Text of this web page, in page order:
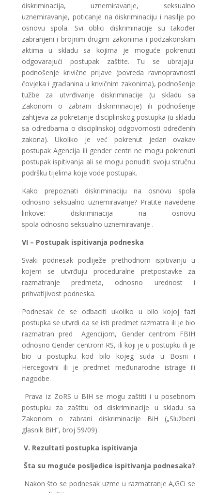
diskriminacija, uznemiravanje, seksualno
uznemiravanje, poticanje na diskriminaciju i nasilje po
osnovu spola. Svi oblici diskriminacije su također
zabranjeni i brojnim drugim zakonima i podzakonskim
aktima u skladu sa kojima je moguće pokrenuti
odgovarajući postupak zaštite. Tu se ubrajaju
podnošenje krivične prijave (povreda ravnopravnosti
čovjeka i građanina u krivičnim zakonima), podnošenje
tužbe za utvrđivanje diskriminacije (u skladu sa
Zakonom o zabrani diskriminacije) ili podnošenje
zahtjeva za pokretanje disciplinskog postupka (u skladu
sa odredbama o disciplinskoj odgovornosti određenih
zakona). Ukoliko je već pokrenut jedan ovakav
postupak Agencija ili gender centri ne mogu pokrenuti
postupak ispitivanja ali se mogu ponuditi svoju stručnu
podršku tijelima koje vode postupak.
Kako prepoznati diskriminaciju na osnovu spola
odnosno seksualno uznemiravanje? Pratite navedene
linkove: diskriminacija na osnovu
spola odnosno seksualno uznemiravanje .
VI – Postupak ispitivanja podneska
Svaki podnesak podliježe prethodnom ispitivanju u
kojem se utvrđuju proceduralne pretpostavke za
razmatranje predmeta, odnosno urednost i
prihvatljivost podneska.
Podnesak će se odbaciti ukoliko u bilo kojoj fazi
postupka se utvrdi da se isti predmet razmatra ili je bio
razmatran pred Agencijom, Gender centrom FBIH
odnosno Gender centrom RS, ili koji je u postupku ili je
bio u postupku kod bilo kojeg suda u Bosni i
Hercegovini ili je predmet međunarodne istrage ili
nagodbe.
Prava iz ZoRS u BIH se mogu zaštiti i u posebnom
postupku za zaštitu od diskriminacije u skladu sa
Zakonom o zabrani diskriminacije BiH („Službeni
glasnik BiH”, broj 59/09).
V. Rezultati postupka ispitivanja
Šta su moguće posljedice ispitivanja podnesaka?
Nakon što se podnesak uzme u razmatranje A,GCi se